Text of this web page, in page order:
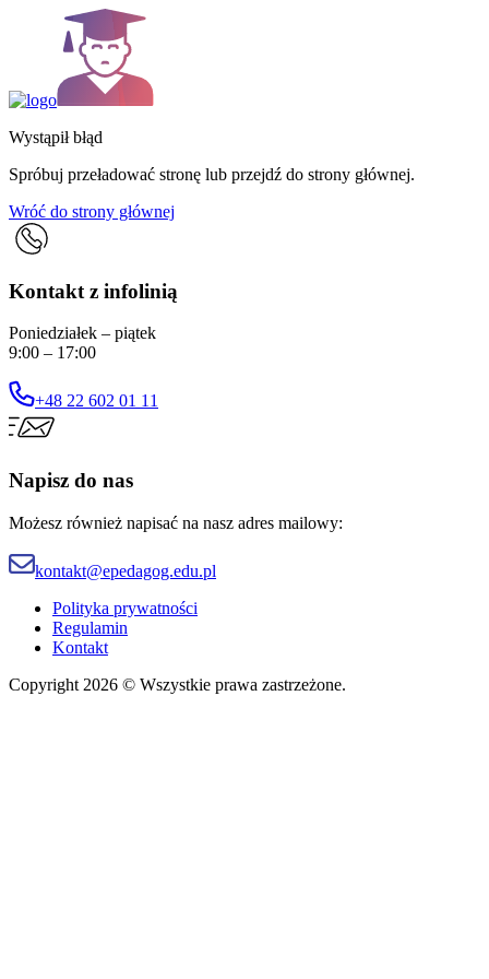
Wystąpił błąd
Spróbuj przeładować stronę lub przejdź do strony głównej.
Wróć do strony głównej
Kontakt z infolinią
Poniedziałek – piątek
9:00 – 17:00
+48 22 602 01 11
Napisz do nas
Możesz również napisać na nasz adres mailowy:
kontakt@epedagog.edu.pl
Polityka prywatności
Regulamin
Kontakt
Copyright 2026 © Wszystkie prawa zastrzeżone.